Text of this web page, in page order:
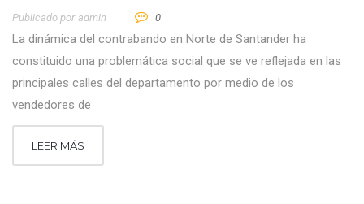
Publicado por Admin 0
La dinámica del contrabando en Norte de Santander ha
constituido una problemática social que se ve reflejada en las
principales calles del departamento por medio de los
vendedores de
LEER MÁS